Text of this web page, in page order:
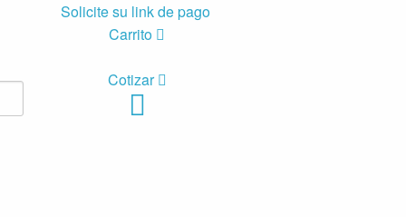
Solicite su link de pago
Carrito
Cotizar